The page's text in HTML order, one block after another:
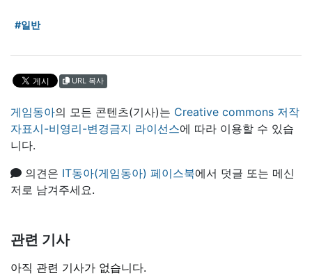
#일반
URL 복사
게임동아의 모든 콘텐츠(기사)는 Creative commons 저작
자표시-비영리-변경금지 라이선스에 따라 이용할 수 있습
니다.
의견은 IT동아(게임동아) 페이스북에서 덧글 또는 메신
저로 남겨주세요.
관련 기사
아직 관련 기사가 없습니다.